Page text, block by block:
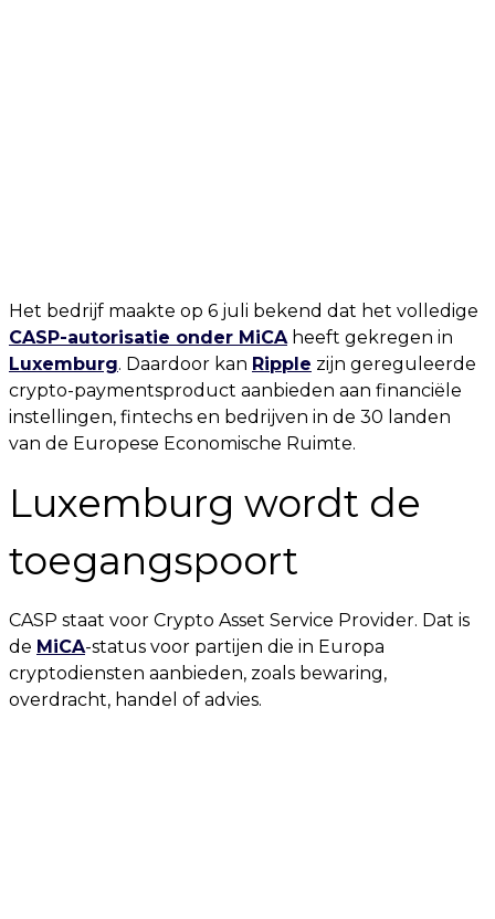
Het bedrijf maakte op 6 juli bekend dat het volledige
CASP-autorisatie onder MiCAheeft gekregen in
Luxemburg. Daardoor kan Ripple zijn gereguleerde
crypto-paymentsproduct aanbieden aan financiële
instellingen, fintechs en bedrijven in de 30 landen
van de Europese Economische Ruimte.
Luxemburg wordt de
toegangspoort
CASP staat voor Crypto Asset Service Provider. Dat is
de MiCA-status voor partijen die in Europa
cryptodiensten aanbieden, zoals bewaring,
overdracht, handel of advies.